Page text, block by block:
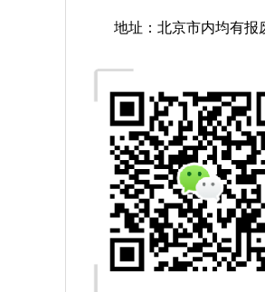
地址：北京市内均有报